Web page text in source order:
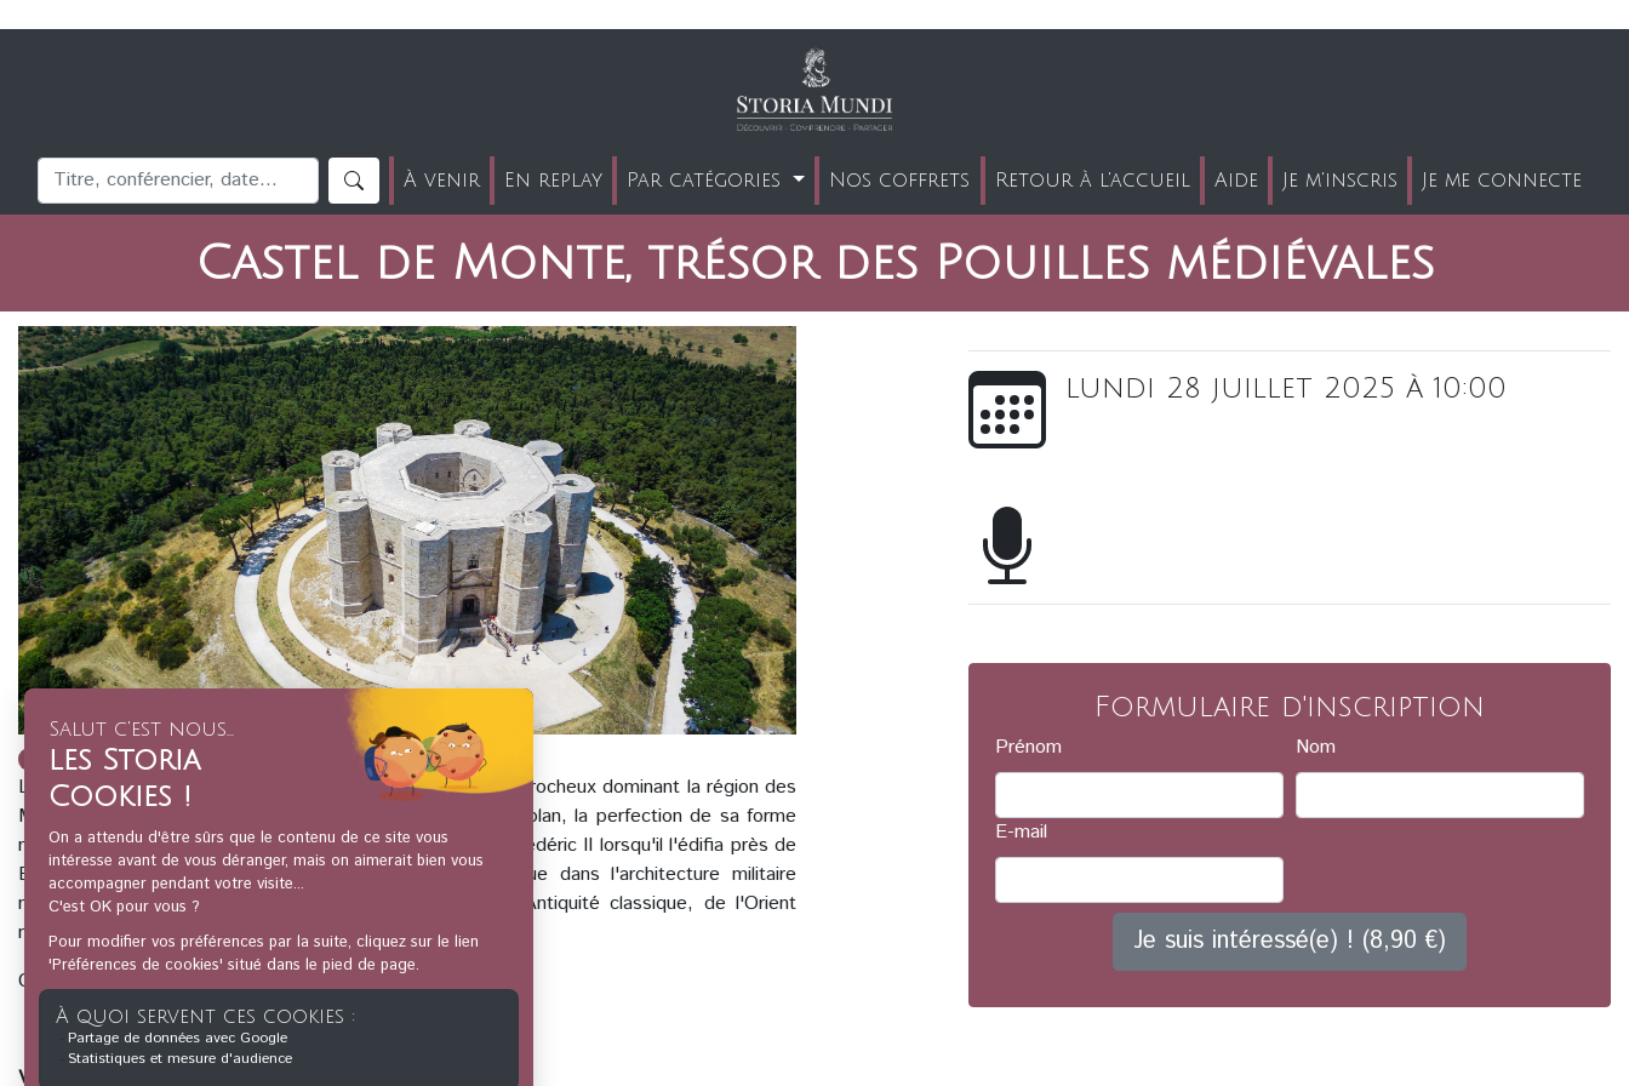
À venir En replay Par catégories Nos coffrets Retour à l'accueil Aide Je m'inscris Je me connecte
Castel de Monte, trésor des Pouilles médiévales
02_HISTOIRE DE L’ART
L'emplacement du Castel del Monte, s’élevant sur un piton rocheux dominant la région des
Murges, la rigueur mathématique et astronomique de son plan, la perfection de sa forme
manifestent l'ambition symbolique qui animait l'empereur Frédéric II lorsqu'il l'édifia près de
Bari, en Italie du Sud, au XIIIème siècle. Exemple unique dans l'architecture militaire
médiévale, Castel del Monte est la fusion parfaite de l'Antiquité classique, de l'Orient
musulman et du gothique cistercien d'Europe du Nord.
Conférence pré-enregistrée.
Votre conférencier :
lundi 28 juillet 2025 à 10:00
Formulaire d'inscription
Prénom Nom
E-mail
Je suis intéressé(e) ! (8,90 €)